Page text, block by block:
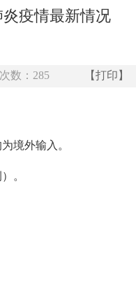
疫情最新情况
数： 285 【打印】
境外输入。
。